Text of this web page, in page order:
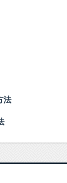
法